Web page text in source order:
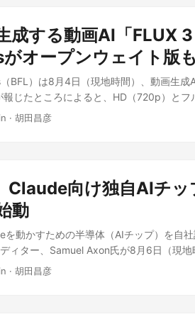
成する動画AI「FLUX
オープンウェイト版
BFL）は8月4日（現地時間）、動画生
じたところによると、HD（720p）と
・効果音・環境音までネイティブに生成
な一歩となる。 なぜこの製品が注目か
ールで後付けするのが一般的だった。
同時に生成する点が新しい。BFLによれば
定の映画的な美学やスタイルに収束せず
を感じさせる映像まで幅広く出力できる
to-Video」、キーフレーム画像を動画
· 胡田昌彦
向け独自AIチ
動
動かすための半導体（AIチップ）を自
ィター、Samuel Axon氏が8月6日（現
チーム」の採用活動を進めており、半導
· 胡田昌彦